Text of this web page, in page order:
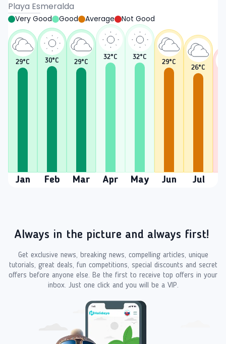
Playa Esmeralda
Very Good Good Average Not Good
29°C
Jan
30°C
Feb
29°C
Mar
32°C
Apr
32°C
May
29°C
Jun
26°C
Jul
Always in the picture and always first!
Get exclusive news, breaking news, compelling articles, unique
tutorials, great deals, fun competitions, special discounts and secret
offers before anyone else. Be the first to receive top offers in your
inbox. Just one click and you will be a VIP.